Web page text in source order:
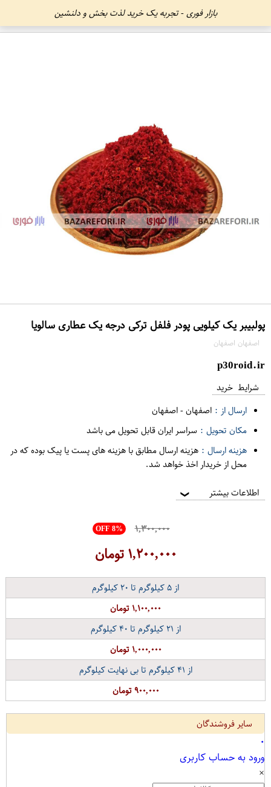
بازار فوری - تجربه یک خرید لذت بخش و دلنشین
پولبیبر یک کیلویی پودر فلفل ترکی درجه یک عطاری سالویا
اصفهان اصفهان
p30roid.ir
شرایط خرید
ارسال از : اصفهان-اصفهان
مکان تحویل : سراسر ایران قابل تحویل می باشد
هزینه ارسال : هزینه ارسال مطابق با هزینه های پست یا پیک بوده که در
محل از خریدار اخذ خواهد شد.
اطلاعات بیشتر ❯
OFF 8% ۱,۳۰۰,۰۰۰
۱,۲۰۰,۰۰۰تومان
از ۵کیلوگرم تا ۲۰ کیلوگرم
۱,۱۰۰,۰۰۰ تومان
از ۲۱ کیلوگرم تا ۴۰ کیلوگرم
۱,۰۰۰,۰۰۰ تومان
از ۴۱ کیلوگرم تا بی نهایت کیلوگرم
۹۰۰,۰۰۰ تومان
سایر فروشندگان
۰
ورود به حساب کاربری
×